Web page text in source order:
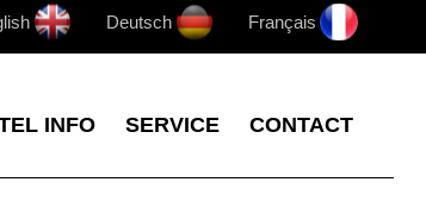
Deutsch Français
INFO SERVICE CONTACT